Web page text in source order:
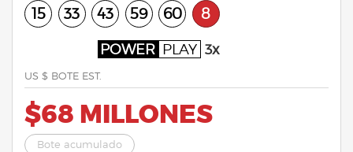
15 33 43 59 60 8
POWER PLAY 3x
US $ BOTE EST.
$68 MILLONES
Bote acumulado